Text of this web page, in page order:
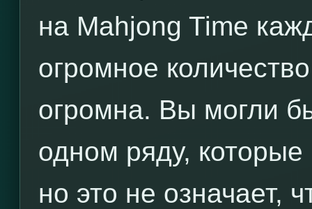
на Mahjong Time
огромное
огромна. Вы могли
одном ряду,
но это не означает,